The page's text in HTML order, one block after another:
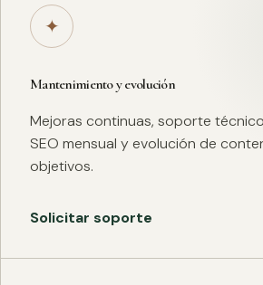
✦
Mantenimiento y evolución
Mejoras continuas, soporte
SEO mensual y evolución de
objetivos.
Solicitar soporte